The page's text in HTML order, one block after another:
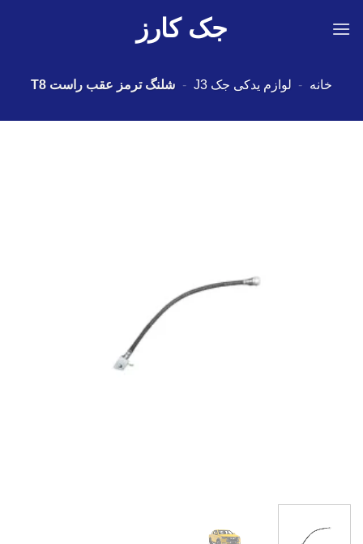
جک کارز
خانه - لوازم یدکی جک J3 - شلنگ ترمز عقب راست T8